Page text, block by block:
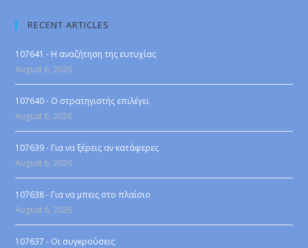
RECENT ARTICLES
107641 - Η αναζήτηση της ευτυχίας
August 6, 2026
107640 - Ο στρατηγιστής επιλέγει
August 6, 2026
107639 - Για να ξέρεις αν κατάφερες
August 6, 2026
107638 - Για να μπεις στο πλαίσιο
August 6, 2026
107637 - Οι συγκρούσεις